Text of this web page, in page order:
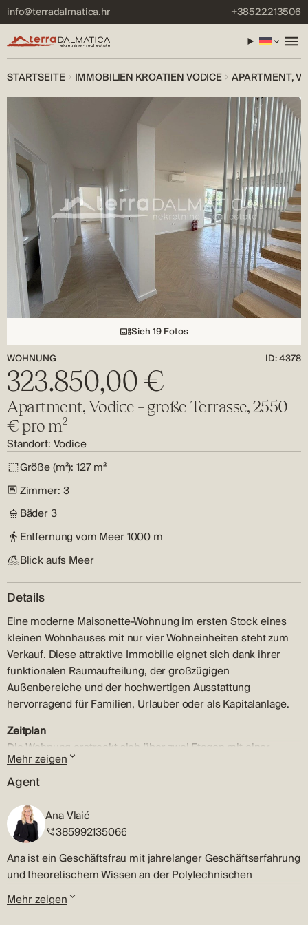
info@terradalmatica.hr +38522213506
STARTSEITE IMMOBILIEN KROATIEN VODICE APARTMENT,
Sieh 19 Fotos
WOHNUNG
ID: 4378
323.850,00 €
Apartment, Vodice – große Terrasse, 2550
€ pro m²
Standort: Vodice
Größe (m²): 127 m²
Zimmer: 3
Bäder3
Entfernung vom Meer1000 m
Blick aufs Meer
Details
Eine moderne Maisonette-Wohnung im ersten Stock eines
kleinen Wohnhauses mit nur vier Wohneinheiten steht zum
Verkauf. Diese attraktive Immobilie eignet sich dank ihrer
funktionalen Raumaufteilung, der großzügigen
Außenbereiche und der hochwertigen Ausstattung
hervorragend für Familien, Urlauber oder als Kapitalanlage.
Zeitplan
Die Wohnung erstreckt sich über zwei Etagen mit einer
Gesamtwohnfläche von 127 m². Das erste Obergeschoss mit
80 m² Fläche besteht aus Eingangsbereich, zwei
Wohnzimmer, einer Wohnküche und einem praktischen
Abstellraum. Vom Wohnbereich gelangt man auf eine 10 m²
große Terrasse, die einen angenehmen Platz zum Verweilen
im Freien bietet.
weiteres Schlafzimmer, ein Badezimmer und ein Flur
Mehr zeigen
Agent
Ana Vlaić
385992135066
Ana ist ein Geschäftsfrau mit jahrelanger Geschäftserfahrung
und theoretischem Wissen an der Polytechnischen
Gesellschaft in Sibenik. Ihre Expertise umfasst eine Menge
von Geschäftserfahrung, Marketing, ausgedrückte
Mehr zeigen